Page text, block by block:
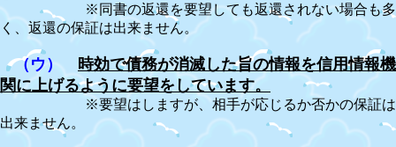
※同書の返還を要望しても返還されない場合も多
く、返還の保証は出来ません。
（ウ）
時効で債務が消滅した旨の情報を信用情報機
関に上げるように要望をしています。
※要望はしますが、相手が応じるか否かの保証は
出来ません。